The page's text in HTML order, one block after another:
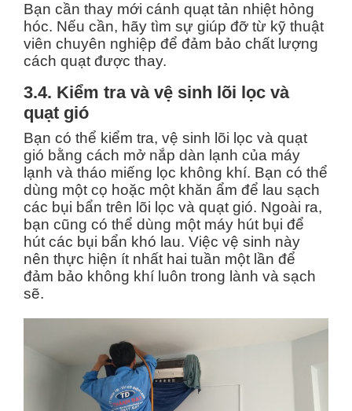
Bạn cần thay mới cánh quạt tản nhiệt hỏng
hóc. Nếu cần, hãy tìm sự giúp đỡ từ kỹ thuật
viên chuyên nghiệp để đảm bảo chất lượng
cách quạt được thay.
3.4. Kiểm tra và vệ sinh lõi lọc và
quạt gió
Bạn có thể kiểm tra, vệ sinh lõi lọc và quạt
gió bằng cách mở nắp dàn lạnh của máy
lạnh và tháo miếng lọc không khí. Bạn có thể
dùng một cọ hoặc một khăn ẩm để lau sạch
các bụi bẩn trên lõi lọc và quạt gió. Ngoài ra,
bạn cũng có thể dùng một máy hút bụi để
hút các bụi bẩn khó lau. Việc vệ sinh này
nên thực hiện ít nhất hai tuần một lần để
đảm bảo không khí luôn trong lành và sạch
sẽ.